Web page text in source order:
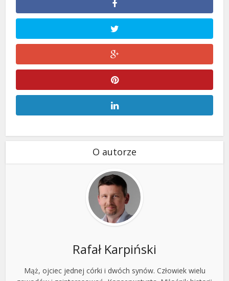
O autorze
Rafał Karpiński
Mąż, ojciec jednej córki i dwóch synów. Człowiek wielu